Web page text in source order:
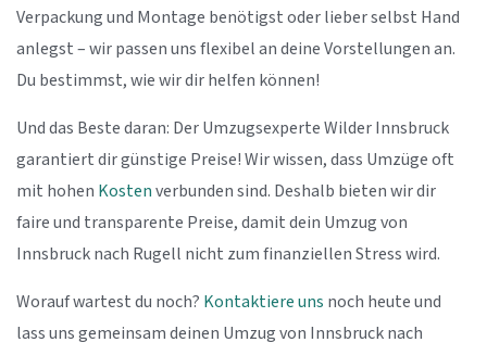
Verpackung und Montage benötigst oder lieber selbst Hand
anlegst – wir passen uns flexibel an deine Vorstellungen an.
Du bestimmst, wie wir dir helfen können!
Und das Beste daran: Der Umzugsexperte Wilder Innsbruck
garantiert dir günstige Preise! Wir wissen, dass Umzüge oft
mit hohen Kostenverbunden sind. Deshalb bieten wir dir
faire und transparente Preise, damit dein Umzug von
Innsbruck nach Rugell nicht zum finanziellen Stress wird.
Worauf wartest du noch? Kontaktiere uns noch heute und
lass uns gemeinsam deinen Umzug von Innsbruck nach